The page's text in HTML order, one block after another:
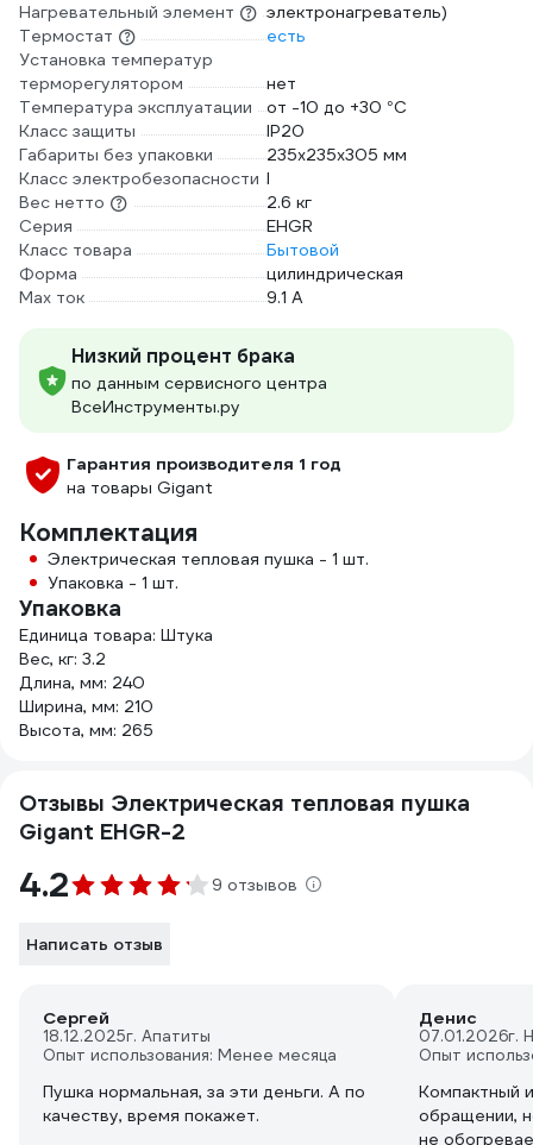
Нагревательный элемент
электронагреватель)
Термостат
есть
Установка температур
терморегулятором
нет
Температура эксплуатации
от -10 до +30 °С
Класс защиты
IP20
Габариты без упаковки
235х235х305 мм
Класс электробезопасности I
Вес нетто
2.6 кг
Серия
EHGR
Класс товара
Бытовой
Форма
цилиндрическая
Max ток
9.1 А
Низкий процент брака
по данным сервисного центра
ВсеИнструменты.ру
Гарантия производителя 1 год
на товары Gigant
Комплектация
Электрическая тепловая пушка - 1 шт.
Упаковка - 1 шт.
Упаковка
Единица товара: Штука
Вес, кг: 3.2
Длина, мм: 240
Ширина, мм: 210
Высота, мм: 265
Отзывы Электрическая тепловая пушка
Gigant EHGR-2
4.2 9 отзывов
Написать отзыв
Сергей
18.12.2025г. Апатиты
Опыт использования: Менее месяца
Пушка нормальная, за эти деньги. А по
качеству, время покажет.
Денис
07.01.2026г.
Опыт
Компактный
обращении,
не